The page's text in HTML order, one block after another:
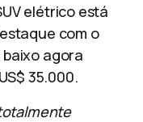
elétrico está
com o
baixo agora
35.000.